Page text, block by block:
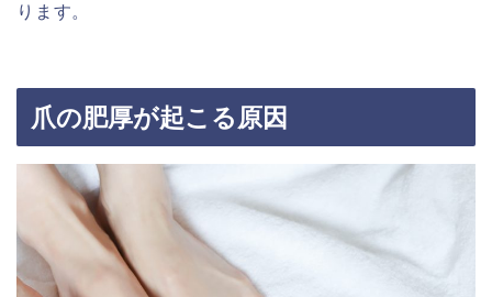
ります。
爪の肥厚が起こる原因